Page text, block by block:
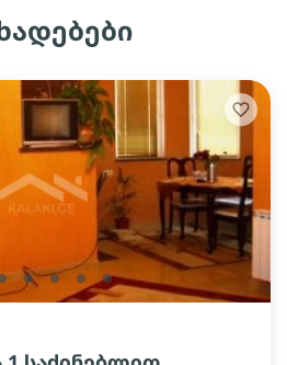
lens lens lens lens